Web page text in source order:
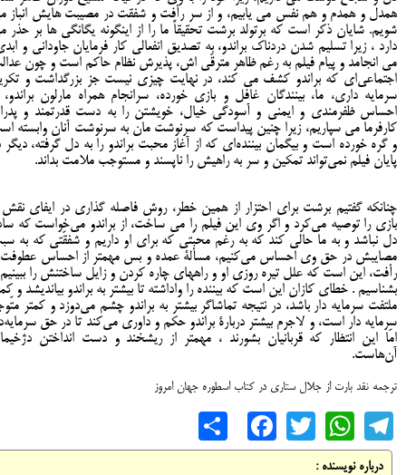
همدل و همدم و هم نفس می یابیم، و از سر رأفت و شفقت در مصیبت هایش انباز
شویم. شایان ذکر است که برتولد برشت تحقیقاً ما را از اینگونه یگانگی ها بر حذر
دارد ، زیرا تسلیم شدن دردناک براندو، به تصدیق انفعالی کار فرمایان جاودانی و
می انجامد و پیام فیلم به رغم ظاهر مترقّی اش، پذیرش نظام حاکم است و چون
اجتماعی‌ای که براندو کشف می کند، در نهایت چیزی نیست جز بزرگداشت و
سرمایه داری، ما، بینندگان غافل و بازی خورده، سرانجام همراه مارلون براندو،
احساس ظفرمندی و ایمنی و آسودگی خیال، خویشتن را به دست قدرتمند و
کارفرما می سپاریم، زیرا چنین پیداست که سرنوشت مان به سرنوشت آنان وابسته
و گره خورده است و بیگمان بیننده‌ای که از آغاز محبت براندو را به دل گرفته، دیگر
پایان فیلم نمی‌تواند تمکین و سر به راهیش را ناپسند و مستوجب ملامت بداند.
چنانکه گفتیم برشت برای احتزار از همین خطر، روش فاصله گذاری در ایفای
بازی را توصیه می‌کرد و اگر وی این فیلم را می ساخت، از براندو می‌خواست که
دل نباشد و به ما حالی کند که به رغم محبّتی که برای او داریم و شفقّتی که به
مصایبش در حق وی احساس می‌کنیم، مسألۀ عمده و بس مهمتر از احساس
رأفت، این است که علل تیره روزی او و راههای چاره کردن و زایل ساختنش را
بشناسیم . خطای کازان این است که بیننده را واداشته تا بیشتر به براندو بیاندیشد و
ملتفت سرمایه دار باشد، در نتیجه تماشاگر بیشتر به براندو چشم می‌دوزد و کمتر
سرمایه دار است، و لاجرم بیشتر دربارۀ براندو حکم و داوری می‌کند تا در حق
امّا این انتظار که قربانیان بشورند ، مهمتر از ریشخند و دست انداختن
آن‌هاست.
ترجمه نقد بارت از جلال ستاری در کتاب اسطوره جهان امروز
Telegram
WhatsApp
Twitter
Facebook
درباره نویسنده :